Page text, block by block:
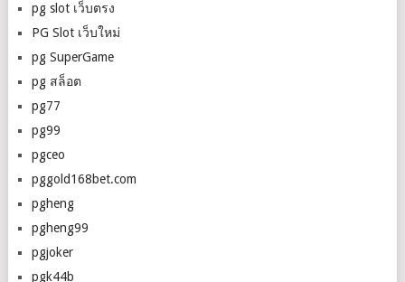
pg slot เว็บตรง
PG Slot เว็บใหม่
pg SuperGame
pg สล็อต
pg77
pg99
pgceo
pggold168bet.com
pgheng
pgheng99
pgjoker
pgk44b